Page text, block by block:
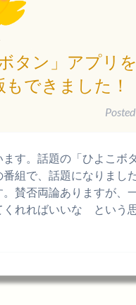
タン」アプリ
できました！
Posted
ます。話題の「ひよこボ
組で、話題になりまし
賛否両論ありますが、
くれればいいな という